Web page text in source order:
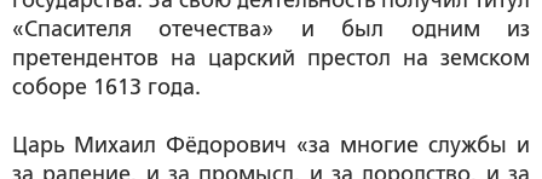
«Спасителя отечества» и был одним из
претендентов на царский престол на земском
соборе 1613 года.
Царь Михаил Фёдорович «за многие службы и
за радение, и за промысл, и за дородство, и за